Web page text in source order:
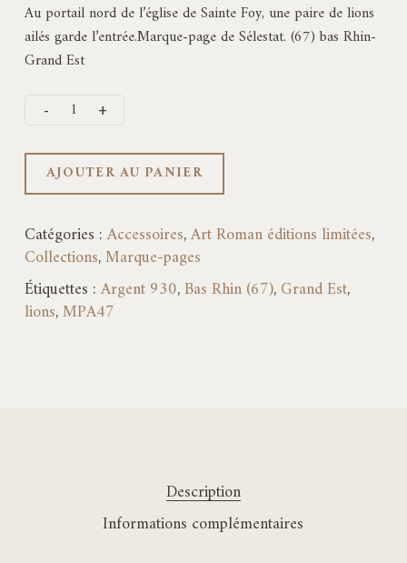
Au portail nord de l’église de Sainte Foy, une paire de lions
ailés garde l’entrée.Marque-page de Sélestat. (67) bas Rhin-
Grand Est
AJOUTER AU PANIER
Catégories :Accessoires,Art Roman éditions limitées,
Collections,Marque-pages
Étiquettes :Argent 930,Bas Rhin (67),Grand Est,
lions,MPA47
Description
Informations complémentaires